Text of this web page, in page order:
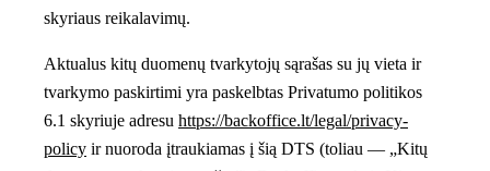
skyriaus reikalavimų.
Aktualus kitų duomenų tvarkytojų sąrašas su jų vieta ir
tvarkymo paskirtimi yra paskelbtas Privatumo politikos
6.1 skyriuje adresu https://backoffice.lt/legal/privacy-
policy ir nuoroda įtraukiamas į šią DTS (toliau — „Kitų